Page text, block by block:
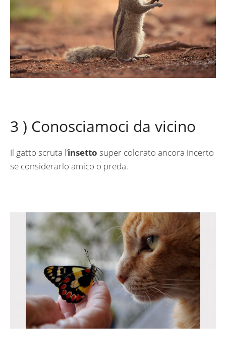
3 ) Conosciamoci da vicino
Il gatto scruta l’insetto super colorato ancora incerto
se considerarlo amico o preda.